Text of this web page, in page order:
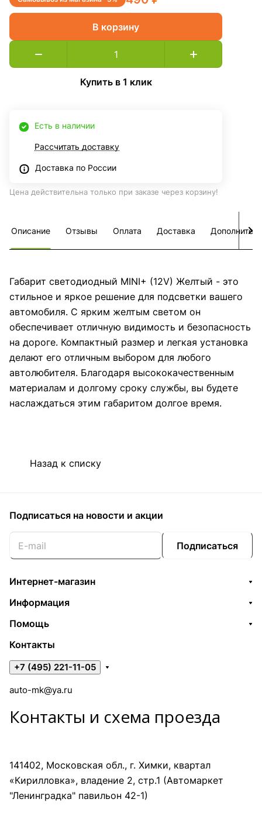
В корзину
Купить в 1 клик
Есть в наличии
Рассчитать доставку
Доставка по России
Цена действительна только при заказе через корзину!
Описание Отзывы Оплата Доставка
Габарит светодиодный MINI+ (12V) Желтый - это
стильное и яркое решение для подсветки вашего
автомобиля. С ярким желтым светом он
обеспечивает отличную видимость и безопасность
на дороге. Компактный размер и легкая установка
делают его отличным выбором для любого
автолюбителя. Благодаря высококачественным
материалам и долгому сроку службы, вы будете
наслаждаться этим габаритом долгое время.
Назад к списку
Подписаться на новости и акции
Подписаться
Интернет-магазин
Информация
Помощь
Контакты
+7 (495) 221-11-05
auto-mk@ya.ru
Контакты и схема проезда
141402, Московская обл., г. Химки, квартал
«Кирилловка», владение 2, стр.1 (Автомаркет
"Ленинградка" павильон 42-1)